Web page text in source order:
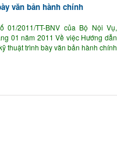
văn bản hành chính
01/2011/TT-BNV của Bộ Nội Vụ,
01 năm 2011 Về việc Hướng dẫn
thuật trình bày văn bản hành chính